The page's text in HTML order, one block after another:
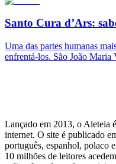
Santo Cura d’Ars:
Uma das partes humanas
enfrentá-los. São João Maria
Lançado em 2013, o Aleteia
internet. O site é publicado
português, espanhol, polaco
10 milhões de leitores